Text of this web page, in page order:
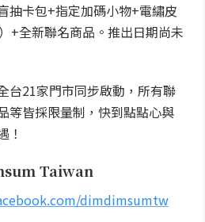
抽卡包+指定加碼小物+電繡皮
+全新聯名商品。推出日期尚未
台21家門市同步啟動，所有聯
等皆採限量制，快到點點心與
！
Taiwan
dimdimsumtw